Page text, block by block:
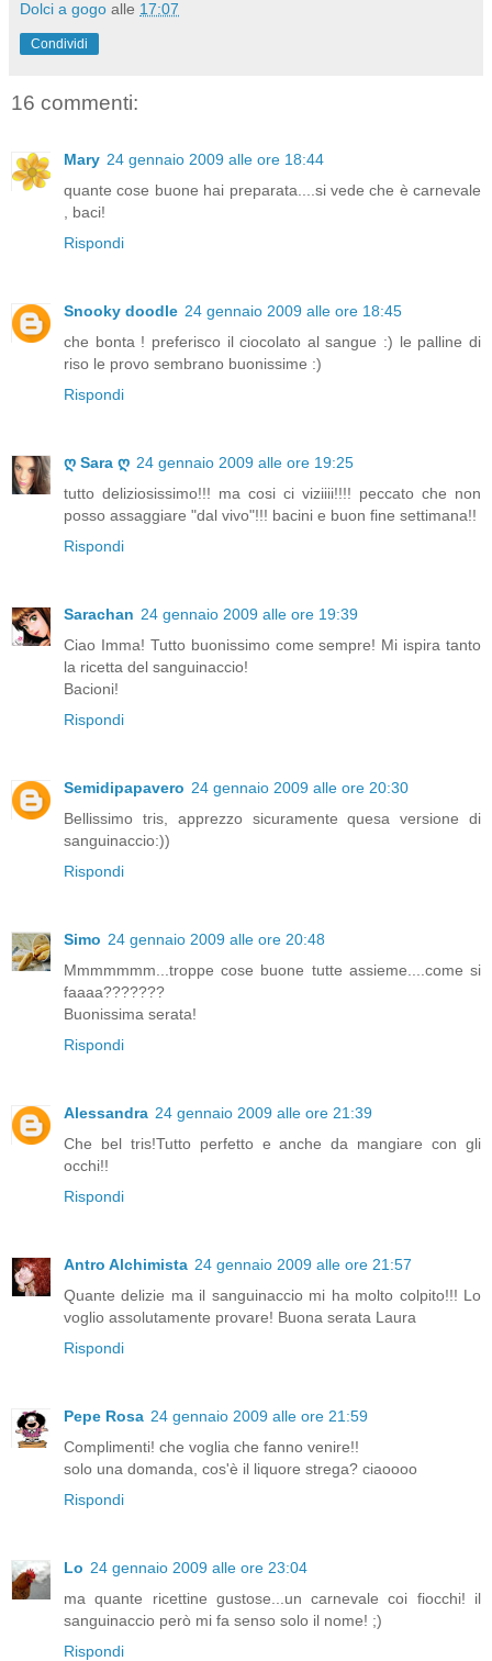
Dolci a gogo alle 17:07
Condividi
16 commenti:
Mary 24 gennaio 2009 alle ore 18:44
quante cose buone hai preparata....si vede che è carnevale
, baci!
Rispondi
Snooky doodle 24 gennaio 2009 alle ore 18:45
che bonta ! preferisco il ciocolato al sangue :) le palline di
riso le provo sembrano buonissime :)
Rispondi
ღ Sara ღ 24 gennaio 2009 alle ore 19:25
tutto deliziosissimo!!! ma cosi ci viziiii!!!! peccato che non
posso assaggiare "dal vivo"!!! bacini e buon fine settimana!!
Rispondi
Sarachan 24 gennaio 2009 alle ore 19:39
Ciao Imma! Tutto buonissimo come sempre! Mi ispira tanto
la ricetta del sanguinaccio!
Bacioni!
Rispondi
Semidipapavero 24 gennaio 2009 alle ore 20:30
Bellissimo tris, apprezzo sicuramente quesa versione di
sanguinaccio:))
Rispondi
Simo 24 gennaio 2009 alle ore 20:48
Mmmmmmm...troppe cose buone tutte assieme....come si
faaaa???????
Buonissima serata!
Rispondi
Alessandra 24 gennaio 2009 alle ore 21:39
Che bel tris!Tutto perfetto e anche da mangiare con gli
occhi!!
Rispondi
Antro Alchimista 24 gennaio 2009 alle ore 21:57
Quante delizie ma il sanguinaccio mi ha molto colpito!!! Lo
voglio assolutamente provare! Buona serata Laura
Rispondi
Pepe Rosa 24 gennaio 2009 alle ore 21:59
Complimenti! che voglia che fanno venire!!
solo una domanda, cos'è il liquore strega? ciaoooo
Rispondi
Lo 24 gennaio 2009 alle ore 23:04
ma quante ricettine gustose...un carnevale coi fiocchi! il
sanguinaccio però mi fa senso solo il nome! ;)
Rispondi